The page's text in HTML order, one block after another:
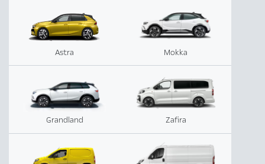
Astra Mokka
Grandland Zafira